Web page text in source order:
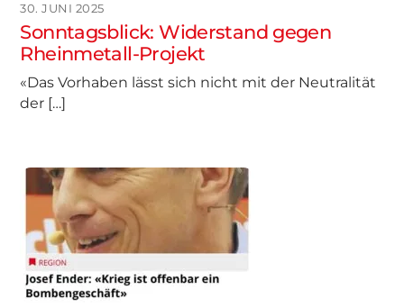
30. JUNI 2025
Sonntagsblick: Widerstand gegen
Rheinmetall-Projekt
«Das Vorhaben lässt sich nicht mit der Neutralität
der […]